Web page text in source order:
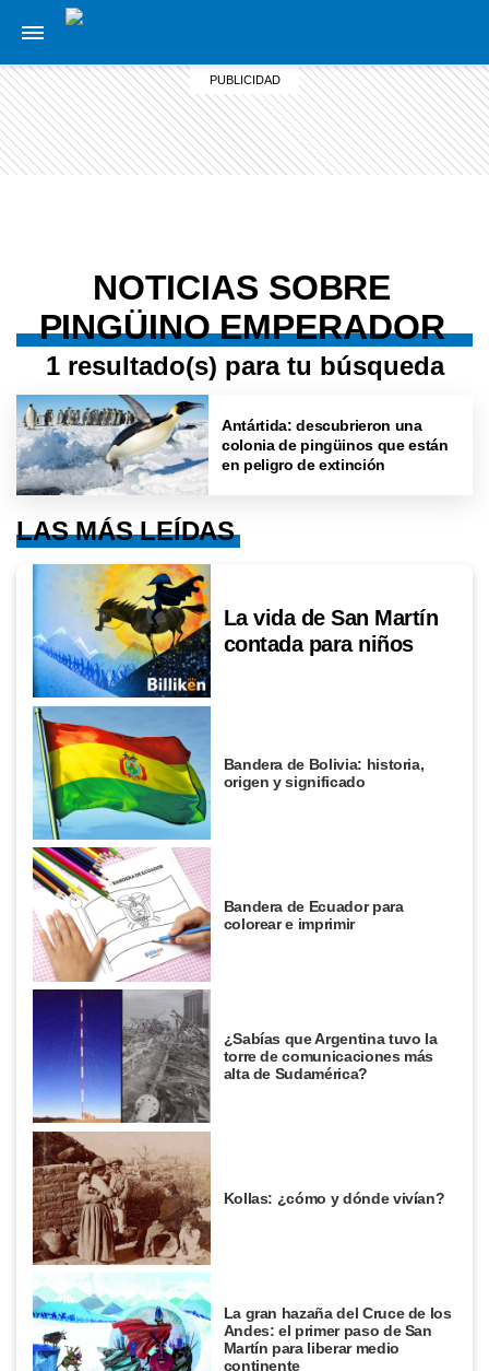
NOTICIAS SOBRE
PINGÜINO EMPERADOR
1 resultado(s) para tu búsqueda
Antártida: descubrieron una
colonia de pingüinos que están
en peligro de extinción
LAS MÁS LEÍDAS
La vida de San Martín
contada para niños
Bandera de Bolivia: historia,
origen y significado
Bandera de Ecuador para
colorear e imprimir
¿Sabías que Argentina tuvo la
torre de comunicaciones más
alta de Sudamérica?
Kollas: ¿cómo y dónde vivían?
La gran hazaña del Cruce de los
Andes: el primer paso de San
Martín para liberar medio
continente